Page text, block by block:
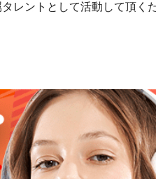
レントとして活動して頂く